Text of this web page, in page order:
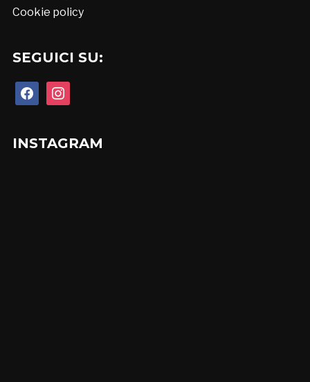
Cookie policy
SEGUICI SU:
facebookinstagram
INSTAGRAM